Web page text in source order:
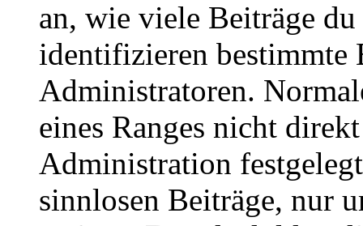
an, wie viele Beiträge
identifizieren bestimmte
Administratoren.
eines Ranges nicht
Administration
sinnlosen Beiträge, nur